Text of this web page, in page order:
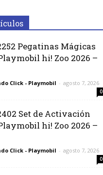
Pegatinas Mágicas
hi! Zoo 2026 –
Click - Playmobil - agosto 7, 2026
0
Set de Activación
hi! Zoo 2026 –
Click - Playmobil - agosto 7, 2026
0